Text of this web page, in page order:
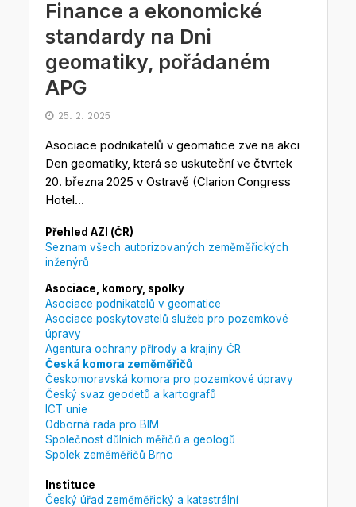
Finance a ekonomické
standardy na Dni
geomatiky, pořádaném
APG
25. 2. 2025
Asociace podnikatelů v geomatice zve na akci
Den geomatiky, která se uskuteční ve čtvrtek
20. března 2025 v Ostravě (Clarion Congress
Hotel...
Přehled AZI (ČR)
Seznam všech autorizovaných zeměměřických
inženýrů
Asociace, komory, spolky
Asociace podnikatelů v geomatice
Asociace poskytovatelů služeb pro pozemkové
úpravy
Agentura ochrany přírody a krajiny ČR
Česká komora zeměměřičů
Českomoravská komora pro pozemkové úpravy
Český svaz geodetů a kartografů
ICT unie
Odborná rada pro BIM
Společnost důlních měřičů a geologů
Spolek zeměměřičů Brno
Instituce
Český úřad zeměměřický a katastrální